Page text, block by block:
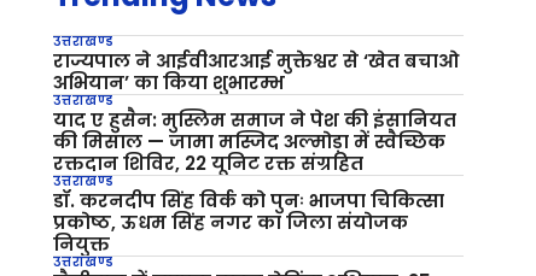
उत्तराखण्ड
राज्यपाल ने आईवीआरआई मुक्तेश्वर से ‘खेत बचाओ
अभियान’ का किया शुभारम्भ
उत्तराखण्ड
याद ए हुसैन: मुस्लिम समाज ने पेश की इंसानियत
की मिसाल — जामा मस्जिद अल्मोड़ा में स्वैच्छिक
रक्तदान शिविर, 22 यूनिट रक्त संग्रहित
उत्तराखण्ड
डॉ. करनदीप सिंह विर्क को पुनः भाजपा चिकित्सा
प्रकोष्ठ, ऊधम सिंह नगर का जिला संयोजक
नियुक्त
उत्तराखण्ड